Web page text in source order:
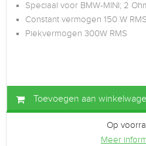
Speciaal voor BMW-MINI; 2
Constant vermogen 150 W RMS
Piekvermogen 300W RMS
Toevoegen aan
Op
Meer